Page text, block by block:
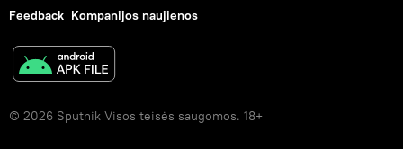
Feedback Kompanijos naujienos
© 2026 Sputnik Visos teisės saugomos. 18+